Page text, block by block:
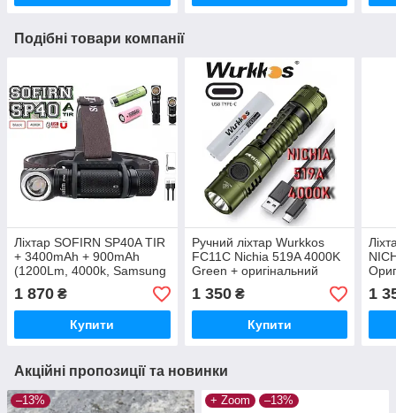
Подібні товари компанії
Ліхтар SOFIRN SP40A TIR
+ 3400mAh + 900mAh
(1200Lm, 4000k, Samsung
LH351D, USB-C, IPX7,
EDC, 18650,18350)
1 870 ₴
Купити
Ручний ліхтар Wurkkos
FC11C Nichia 519A 4000K
Green + оригінальний
акумулятор 18650
3000mAh
1 350₴
Купити
1
Акційні пропозиції та новинки
–13% + Zoom –13%